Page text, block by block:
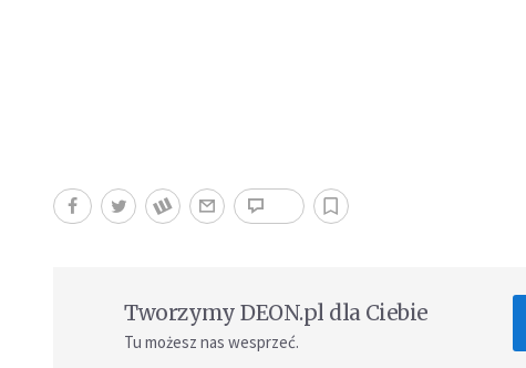
Tworzymy DEON.pl dla Ciebie
Tu możesz nas wesprzeć.